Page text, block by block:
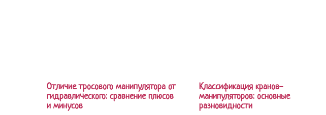
Отличие тросового манипулятора от
гидравлического: сравнение плюсов
и минусов
Классификация кранов-
манипуляторов: основные
разновидности